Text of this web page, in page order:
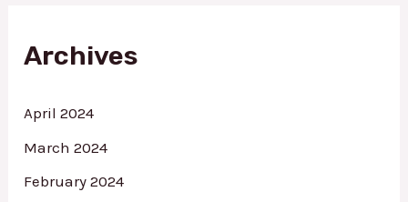
o
Archives
April 2024
March 2024
February 2024